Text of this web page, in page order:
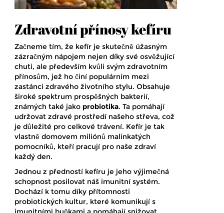
Zdravotní přínosy kefíru
Začneme tím, že kefír je skutečně úžasným
zázračným nápojem nejen díky své osvěžující
chuti, ale především kvůli svým zdravotním
přínosům, jež ho činí populárním mezi
zastánci zdravého životního stylu. Obsahuje
široké spektrum prospěšných bakterií,
známých také jako probiotika. Ta pomáhají
udržovat zdravé prostředí našeho střeva, což
je důležité pro celkové trávení. Kefír je tak
vlastně domovem miliónů malinkatých
pomocníků, kteří pracují pro naše zdraví
každý den.
Jednou z předností kefíru je jeho výjimečná
schopnost posilovat náš imunitní systém.
Dochází k tomu díky přítomnosti
probiotických kultur, které komunikují s